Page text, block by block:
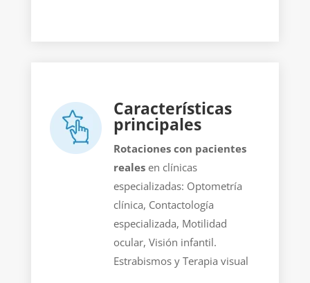
Características
principales
Rotaciones con pacientes
reales en clínicas
especializadas: Optometría
clínica, Contactología
especializada, Motilidad
ocular, Visión infantil.
Estrabismos y Terapia visual